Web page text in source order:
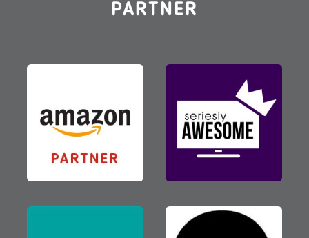
PARTNER